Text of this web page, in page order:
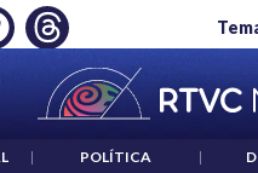
JP MORGAN "HABLAR
| POLÍTICA |